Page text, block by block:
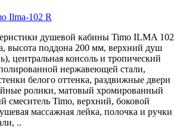
Ilma-102 R
душевой кабины Timo ILMA 102
высота поддона 200 мм, верхний душ
центральная консоль и тропический
нержавеющей стали,
белого оттенка, раздвижные двери
ролики, матовый хромированный
смеситель Timo, верхний, боковой
массажная лейка, полочка и ручки
..